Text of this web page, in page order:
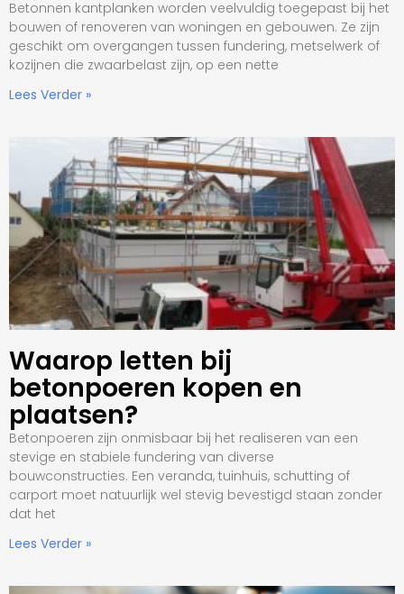
Betonnen kantplanken worden veelvuldig toegepast bij het
bouwen of renoveren van woningen en gebouwen. Ze zijn
geschikt om overgangen tussen fundering, metselwerk of
kozijnen die zwaarbelast zijn, op een nette
Lees Verder »
Waarop letten bij
betonpoeren kopen en
plaatsen?
Betonpoeren zijn onmisbaar bij het realiseren van een
stevige en stabiele fundering van diverse
bouwconstructies. Een veranda, tuinhuis, schutting of
carport moet natuurlijk wel stevig bevestigd staan zonder
dat het
Lees Verder »